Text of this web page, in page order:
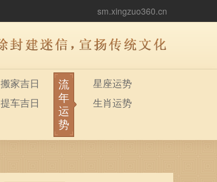
sm.xingzuo360.cn
搬家吉日
提车吉日
流
年
运
势
星座运势
生肖运势